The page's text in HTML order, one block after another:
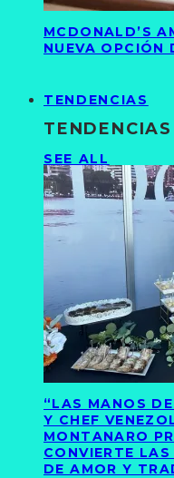
MCDONALD’S
NUEVA OPCIÓN
TENDENCIAS
TENDENCIAS
SEE ALL
“LAS MANOS
Y CHEF
MONTANARO
CONVIERTE
DE AMOR Y